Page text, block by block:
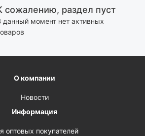
сожалению, раздел пуст
данный момент нет активных
О компании
Новости
Информация
оптовых покупателей